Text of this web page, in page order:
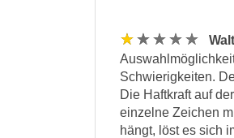
★★★★★
Schwierigkeiten.
Die Haftkraft auf
einzelne Zeichen
hängt, löst es sich